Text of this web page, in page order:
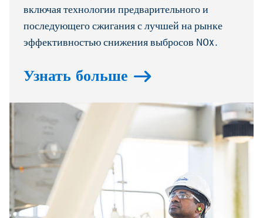
включая технологии предварительного и
последующего сжигания с лучшей на рынке
эффективностью снижения выбросов NOx.
Узнать больше